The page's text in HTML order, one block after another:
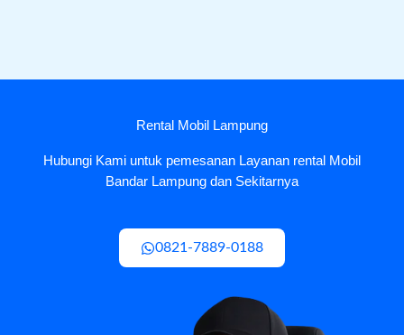
Rental Mobil Lampung
Hubungi Kami untuk pemesanan Layanan rental Mobil
Bandar Lampung dan Sekitarnya
0821-7889-0188